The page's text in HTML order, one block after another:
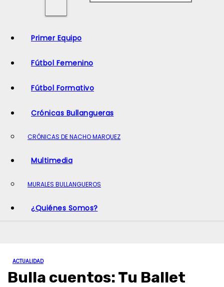
Primer Equipo
Fútbol Femenino
Fútbol Formativo
Crónicas Bullangueras
CRÓNICAS DE NACHO MARQUEZ
Multimedia
MURALES BULLANGUEROS
¿Quiénes Somos?
ACTUALIDAD
Bulla cuentos: Tu Ballet